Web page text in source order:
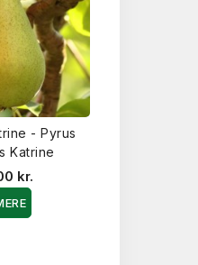
- Pyrus
Katrine
kr.